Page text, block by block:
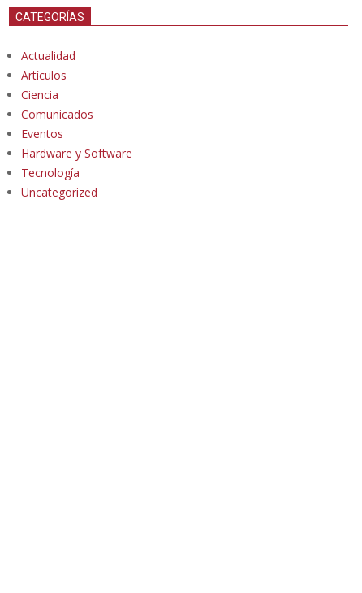
CATEGORÍAS
Actualidad
Artículos
Ciencia
Comunicados
Eventos
Hardware y Software
Tecnología
Uncategorized